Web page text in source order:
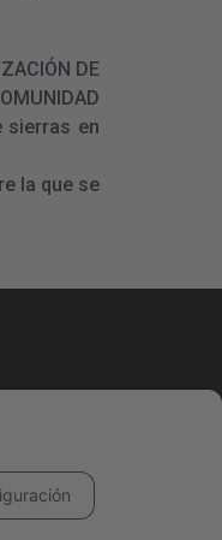
DE
sierras en
la que se